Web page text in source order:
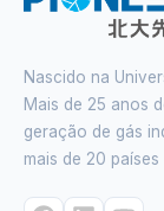
Nascido na
Mais de 25 anos
geração de gás
mais de 20